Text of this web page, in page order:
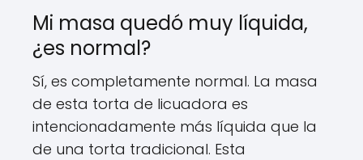
Mi masa quedó muy líquida,
¿es normal?
Sí, es completamente normal. La masa
de esta torta de licuadora es
intencionadamente más líquida que la
de una torta tradicional. Esta